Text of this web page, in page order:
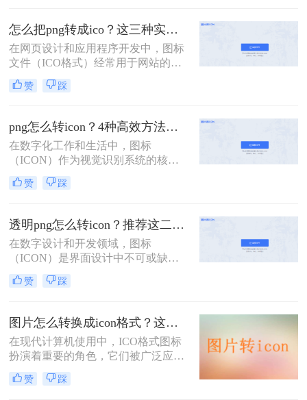
需要将PNG格式的图像转换为ICO格
式。那么png怎么转换成ico图标呢？
本文将介绍三种将PNG转换为ICO图
标的方法。
怎么把png转成ico？这三种实用方法轻松转ico！
在网页设计和应用程序开发中，图标
文件（ICO格式）经常用于网站的
favicon或应用程序的图标。那么怎么
把png转成ico呢？本文将介绍五种将
种方法都有其特点和适用场景，您可
以根据自己的需求选择最合适的方
式。
赞 踩
png怎么转icon？4种高效方法详解！
在数字化工作和生活中，图标
（ICON）作为视觉识别系统的核心
元素，无处不在。无论是为你的网站
添加一个炫酷的Favicon，还是为你开
捷方式图标，都需要用到ICO格式。
然而，我们最常接触和创建的图像格
式却是PNG。因此，“png怎么转
icon”成为了一个高频且实际的需求。
赞 踩
透明png怎么转icon？推荐这二种实用方法！
在数字设计和开发领域，图标
（ICON）是界面设计中不可或缺的
元素。有时候，设计师或开发者可能
会遇到需要将带有透明背景的PNG格
那么透明png怎么转icon呢？本文将介
绍两种将透明PNG转换为ICON的方
法。
赞 踩
图片怎么转换成icon格式？这四种方法学起来！
在现代计算机使用中，ICO格式图标
扮演着重要的角色，它们被广泛应用
于桌面、文件夹、应用程序等场合。
本文将详细介绍图片怎么转换成icon
赞 踩